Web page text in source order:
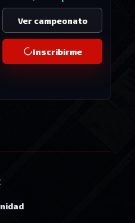
Ver campeonato
Inscribirme